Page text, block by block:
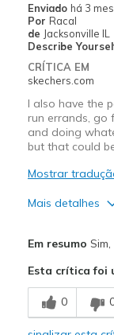
Width
Sizing
View On Shoes
Enviado há 3
Por Racal
de Jacksonville IL
Describe
CRÍTICA EM
skechers.com
I also have the
run errands, go
and doing
but that could
Mostrar
Mais detalhes
Breathe Well
Comfortable
Em resumo
Esta crítica foi
0